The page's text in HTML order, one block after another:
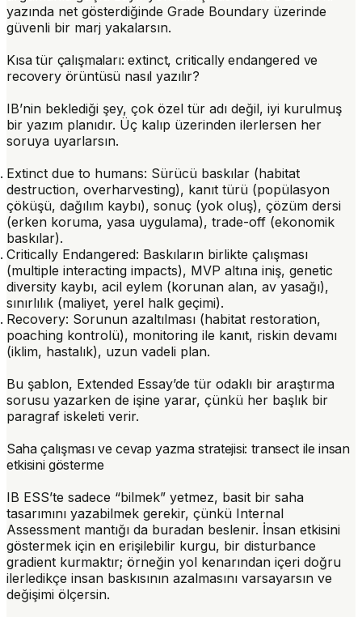
yazında net gösterdiğinde Grade Boundary üzerinde
güvenli bir marj yakalarsın.
Kısa tür çalışmaları: extinct, critically endangered ve
recovery örüntüsü nasıl yazılır?
IB’nin beklediği şey, çok özel tür adı değil, iyi kurulmuş
bir yazım planıdır. Üç kalıp üzerinden ilerlersen her
soruya uyarlarsın.
Extinct due to humans: Sürücü baskılar (habitat
destruction, overharvesting), kanıt türü (popülasyon
çöküşü, dağılım kaybı), sonuç (yok oluş), çözüm dersi
(erken koruma, yasa uygulama), trade-off (ekonomik
baskılar).
Critically Endangered: Baskıların birlikte çalışması
(multiple interacting impacts), MVP altına iniş, genetic
diversity kaybı, acil eylem (korunan alan, av yasağı),
sınırlılık (maliyet, yerel halk geçimi).
Recovery: Sorunun azaltılması (habitat restoration,
poaching kontrolü), monitoring ile kanıt, riskin devamı
(iklim, hastalık), uzun vadeli plan.
Bu şablon, Extended Essay’de tür odaklı bir araştırma
sorusu yazarken de işine yarar, çünkü her başlık bir
paragraf iskeleti verir.
Saha çalışması ve cevap yazma stratejisi: transect ile insan
etkisini gösterme
IB ESS’te sadece “bilmek” yetmez, basit bir saha
tasarımını yazabilmek gerekir, çünkü Internal
Assessment mantığı da buradan beslenir. İnsan etkisini
göstermek için en erişilebilir kurgu, bir disturbance
gradient kurmaktır; örneğin yol kenarından içeri doğru
ilerledikçe insan baskısının azalmasını varsayarsın ve
değişimi ölçersin.